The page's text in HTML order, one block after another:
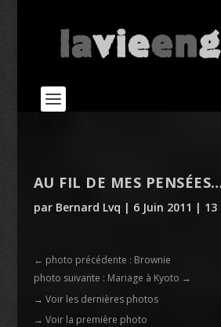
AU FIL DE MES
par Bernard Lvq | 6 Juin 2011 |
← photo précédente : Brownie
photo suivante : Mariage à Kyoto →
→ Voir les dernières photos
→ Voir la première photo